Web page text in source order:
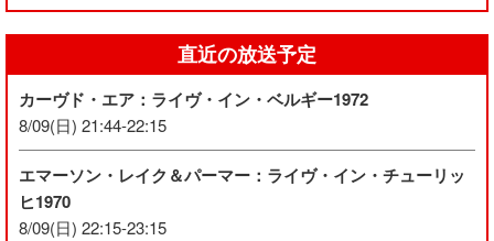
直近の放送予定
カーヴド・エア：ライヴ・イン・ベルギー1972
8/09(日) 21:44-22:15
エマーソン・レイク＆パーマー：ライヴ・イン・チューリッ
ヒ1970
8/09(日) 22:15-23:15